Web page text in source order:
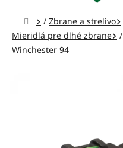
Domov
/ Zbrane a strelivo
Mieridlá pre dlhé zbrane
/
Winchester 94